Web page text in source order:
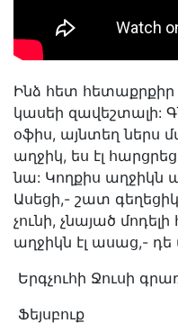
Ինձ հետ
կասեի զավեշտալի:
օֆիս, այնտեղ ներս
աղջիկ, ես էլ
նա: Կողքիս աղջիկն
Ասեցի,- շատ
չունի, չնայած
աղջիկն էլ ասաց,-
Երգչուհի Ջուսի
Ֆեյսբուք